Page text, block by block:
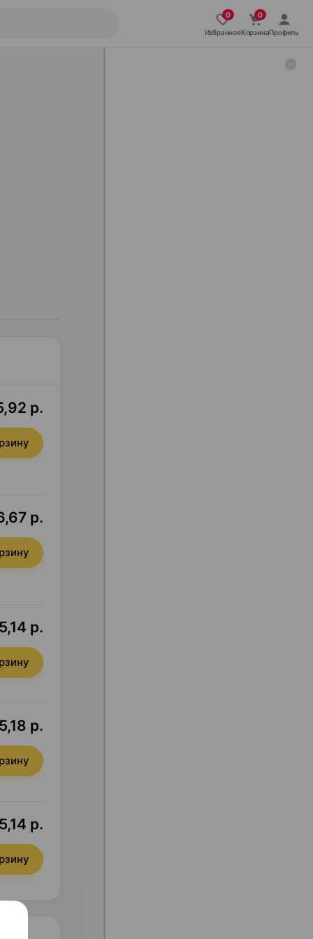
ИзбранноеКорзинаПрофиль
р.
р.
р.
р.
р.